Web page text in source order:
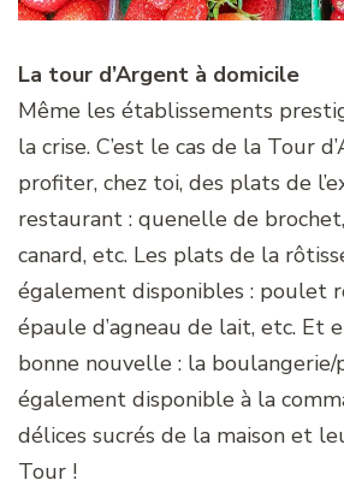
La tour d’Argent à domicile
Même les établissements
la crise. C’est le cas de la Tour
profiter, chez toi, des plats de
restaurant : quenelle de
canard, etc. Les plats de la
également disponibles : poulet
épaule d’agneau de lait, etc. Et
bonne nouvelle : la
également disponible à la
délices sucrés de la maison et
Tour !